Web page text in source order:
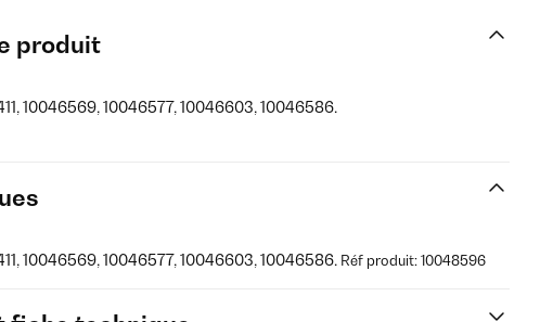
produit
10046569, 10046577, 10046603, 10046586.
10046569, 10046577, 10046603, 10046586. Réf produit: 10048596